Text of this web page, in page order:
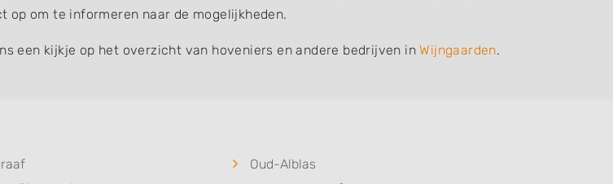
op om te informeren naar de mogelijkheden.
een kijkje op het overzicht van hoveniers en andere bedrijven inWijngaarden.
Oud-Alblas